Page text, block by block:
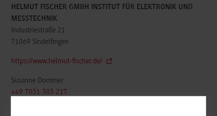
HELMUT FISCHER GMBH INSTITUT FÜR ELEKTRONIK UND
MESSTECHNIK
Industriestraße 21
71069 Sindelfingen
https://www.helmut-fischer.de/
Susanne Dommer
+49 7031 303 217